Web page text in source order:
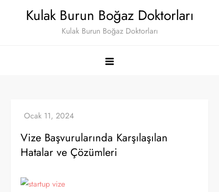
Kulak Burun Boğaz Doktorları
Kulak Burun Boğaz Doktorları
Vize Başvurularında Karşılaşılan
Hatalar ve Çözümleri